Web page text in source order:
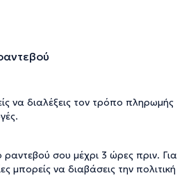
να διαλέξεις τον τρόπο πληρωμής
σου μέχρι 3 ώρες πριν. Για
μπορείς να διαβάσεις την πολιτική